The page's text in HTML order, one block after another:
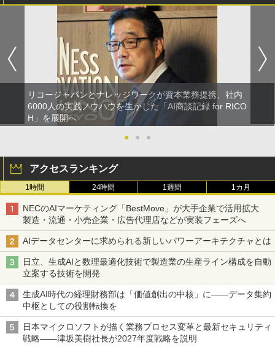
リコージャパンとナレッジワークが資本業務提携、社内
6000人の実践ノウハウを生かした「AI商談記録 for RICO
H」を展開へ
●
● ●
アクセスランキング
1時間 24時間 1週間 1カ月
NECのAIマーケティング「BestMove」が大手企業で活用拡大
製造・流通・小売企業・広告代理店などが実装フェーズへ
AIデータセンターに求められる新しいパワーアーキテクチャとは
日立、生成AIと数理最適化技術で製造業の生産ライン構成を自動
立案する技術を開発
生成AI時代の経理財務部は「価値創出の中核」に――データ集約
中枢としての役割転換を
日本マイクロソフトが描く業務プロセス変革と最新セキュリティ
戦略――津坂美樹社長が2027年度戦略を説明